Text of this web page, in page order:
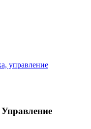
управление
Управление